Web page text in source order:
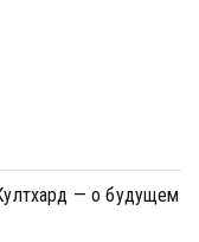
— о будущем